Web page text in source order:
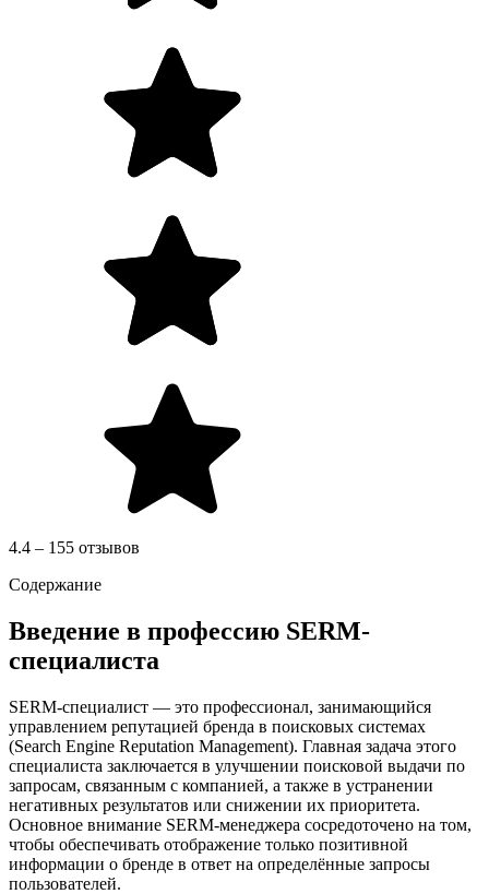
4.4 – 155 отзывов
Содержание
Введение в профессию SERM-
специалиста
SERM-специалист — это профессионал, занимающийся
управлением репутацией бренда в поисковых системах
(Search Engine Reputation Management). Главная задача этого
специалиста заключается в улучшении поисковой выдачи по
запросам, связанным с компанией, а также в устранении
негативных результатов или снижении их приоритета.
Основное внимание SERM-менеджера сосредоточено на том,
чтобы обеспечивать отображение только позитивной
информации о бренде в ответ на определённые запросы
пользователей.